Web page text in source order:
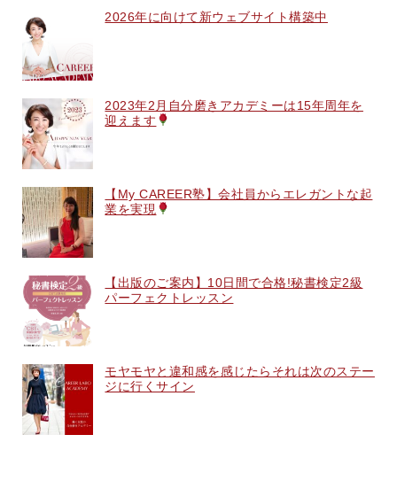
2026年に向けて新ウェブサイト構築中
2023年2月自分磨きアカデミーは15年周年を
迎えます
【My CAREER塾】会社員からエレガントな起
業を実現
【出版のご案内】10日間で合格!秘書検定2級
パーフェクトレッスン
モヤモヤと違和感を感じたらそれは次のステー
ジに行くサイン